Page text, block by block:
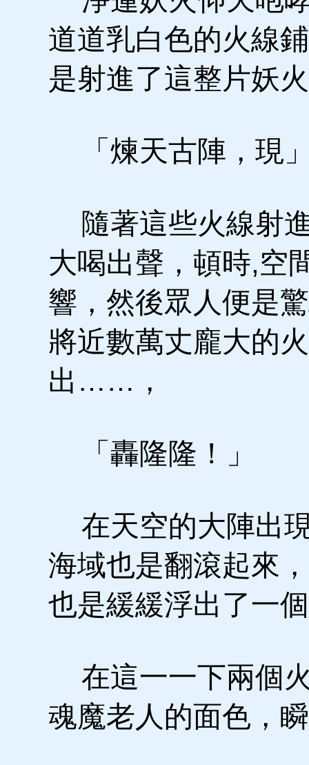
道道乳白色的火線
是射進了這整片妖
「煉天古陣，現
隨著這些火線射
大喝出聲，頓時,空
響，然後眾人便是
將近數萬丈龐大的
出……，
「轟隆隆！」
在天空的大陣出
海域也是翻滾起來
也是緩緩浮出了一
在這一一下兩個
魂魔老人的面色，